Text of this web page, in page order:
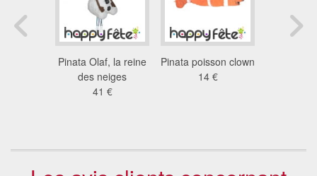
Pinata Olaf, la reine
des neiges
41 €
Pinata poisson clown
14 €